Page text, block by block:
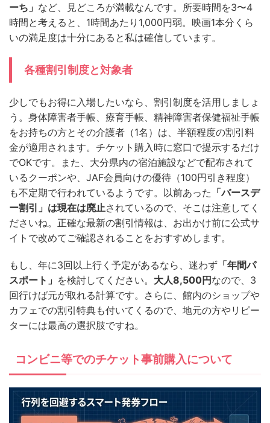
ーち」 など、見どころが満載なんです。所要時間を3〜4
時間と考えると、1時間あたり1,000円弱。映画1本分くら
いの満足度は十分にあると私は確信しています。
各種割引制度と対象者
少しでもお得に入場したいなら、割引制度を活用しましょ
う。身体障害者手帳、療育手帳、精神障害者保健福祉手帳
をお持ちの方とその介護者（1名）は、半額程度の割引料
金が適用されます。チケット購入時に窓口で提示するだけ
でOKです。また、大分県内の宿泊施設などで配布されて
いるクーポンや、JAF会員向けの優待（100円引き程度）
も不定期で行われているようです。以前あった 「バースデ
ー割引」は現在は廃止されているので、そこは注意してく
ださいね。正確な最新の割引情報は、お出かけ前に公式サ
イトで改めてご確認されることをおすすめします。
もし、年に3回以上行く予定があるなら、迷わず 「年間パ
スポート」 を検討してください。 大人8,500円なので、3
回行けば元が取れる計算です。さらに、館内のショップや
カフェでの割引特典も付いてくるので、地元の方やリピー
ターには最高の選択肢ですね。
コンビニ等でのチケット事前購入について